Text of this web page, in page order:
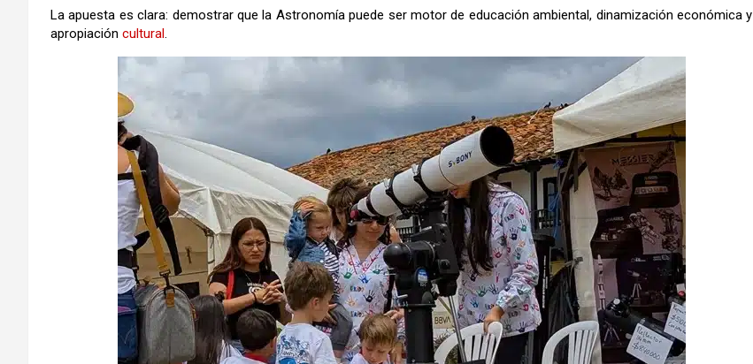
La apuesta es clara: demostrar que la Astronomía puede ser motor de educación ambiental, dinamización económica y
apropiación cultural.